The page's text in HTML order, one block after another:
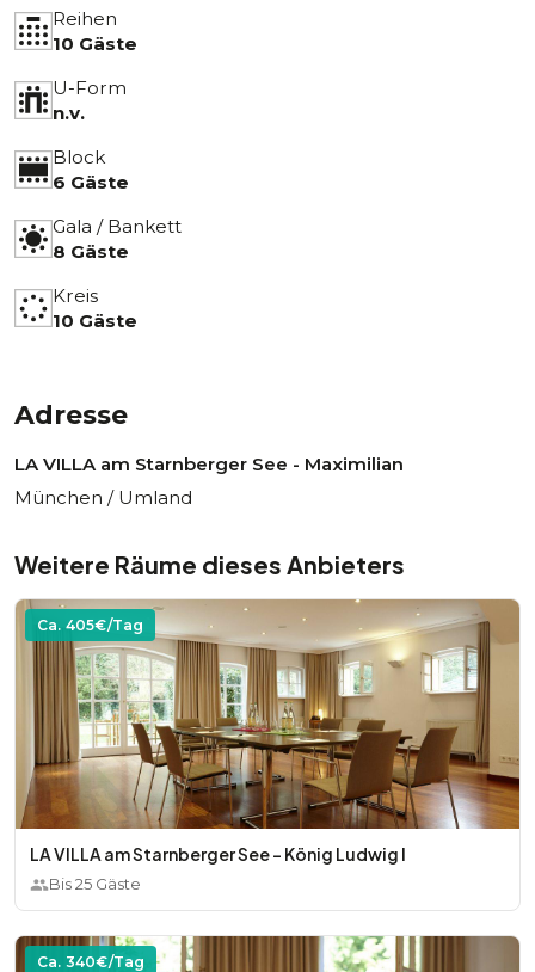
Reihen
10 Gäste
U-Form
n.v.
Block
6 Gäste
Gala / Bankett
8 Gäste
Kreis
10 Gäste
Adresse
LA VILLA am Starnberger See - Maximilian
München / Umland
Weitere Räume dieses Anbieters
Ca. 405€/Tag
LA VILLA am Starnberger See - König Ludwig I
Bis25 Gäste
Ca. 340€/Tag